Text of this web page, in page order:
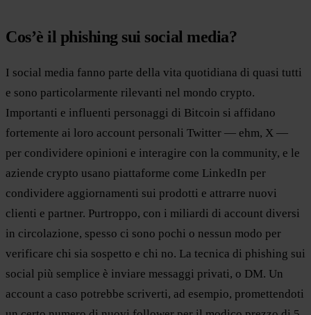
Cos’è il phishing sui social media?
I social media fanno parte della vita quotidiana di quasi tutti
e sono particolarmente rilevanti nel mondo crypto.
Importanti e influenti personaggi di Bitcoin si affidano
fortemente ai loro account personali Twitter — ehm, X —
per condividere opinioni e interagire con la community, e le
aziende crypto usano piattaforme come LinkedIn per
condividere aggiornamenti sui prodotti e attrarre nuovi
clienti e partner. Purtroppo, con i miliardi di account diversi
in circolazione, spesso ci sono pochi o nessun modo per
verificare chi sia sospetto e chi no. La tecnica di phishing sui
social più semplice è inviare messaggi privati, o DM. Un
account a caso potrebbe scriverti, ad esempio, promettendoti